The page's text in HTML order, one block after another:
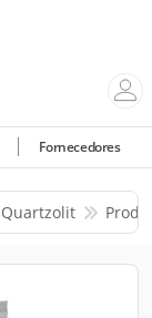
Fornecedores
Quartzolit